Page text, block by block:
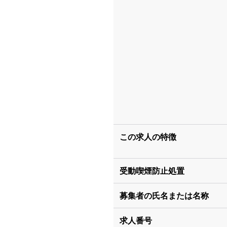
この求人の特徴
受動喫煙防止処置
募集者の氏名または名称
求人番号